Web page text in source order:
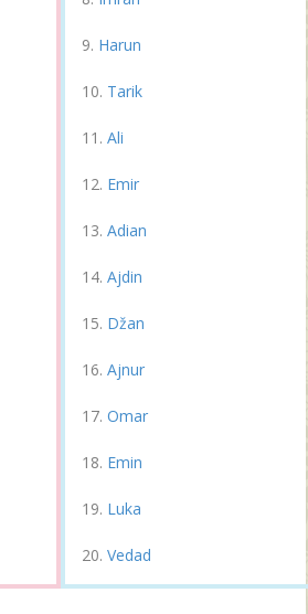
Harun
Tarik
Ali
Emir
Adian
Ajdin
Džan
Ajnur
Omar
Emin
Luka
Vedad